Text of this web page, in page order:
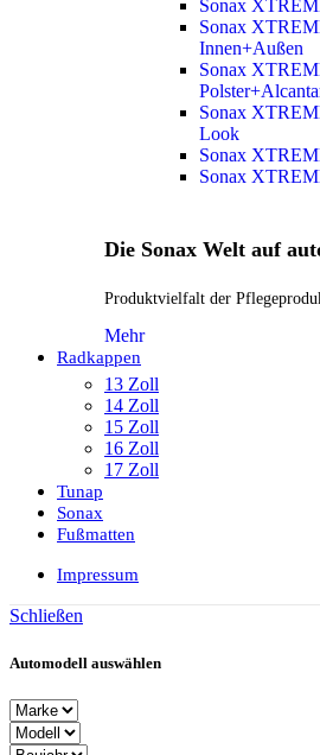
Sonax
Sonax
Innen+Außen
Sonax
Sonax
Look
Sonax
Sonax
Die Sonax Welt auf
Produktvielfalt der
Mehr
Radkappen
13 Zoll
14 Zoll
15 Zoll
16 Zoll
17 Zoll
Tunap
Sonax
Fußmatten
Impressum
Schließen
Automodell auswählen